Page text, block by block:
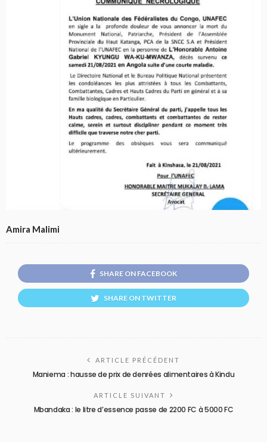
Amira Malimi
SHARE ON FACEBOOK
SHARE ON TWITTER
ARTICLE PRÉCÉDENT
Maniema : hausse de prix de denrées alimentaires à Kindu
ARTICLE SUIVANT
Mbandaka : le litre d’essence passe de 2200 FC à 5000 FC